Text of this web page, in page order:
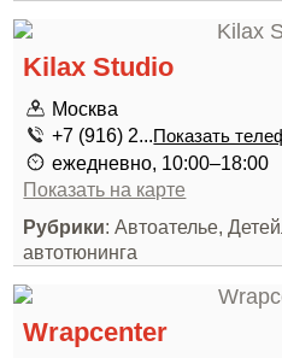
Kilax Studio
Москва
+7 (916) 2...Показать
ежедневно, 10:00–18:00
Показать на карте
Рубрики: Автоателье,
автотюнинга
Wrapcenter